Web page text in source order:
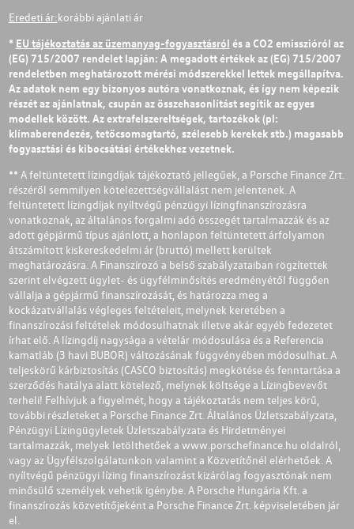
Eredeti ár:korábbi ajánlati ár
* EU tájékoztatás az üzemanyag-fogyasztásról és a CO2 emisszióról az
(EG) 715/2007 rendelet lapján: A megadott értékek az (EG) 715/2007
rendeletben meghatározott mérési módszerekkel lettek megállapítva.
Az adatok nem egy bizonyos autóra vonatkoznak, és így nem képezik
részét az ajánlatnak, csupán az összehasonlítást segítik az egyes
modellek között. Az extrafelszereltségek, tartozékok (pl:
klímaberendezés, tetőcsomagtartó, szélesebb kerekek stb.) magasabb
fogyasztási és kibocsátási értékekhez vezetnek.
** A feltüntetett lízingdíjak tájékoztató jellegűek, a Porsche Finance Zrt.
részéről semmilyen kötelezettségvállalást nem jelentenek. A
feltüntetett lízingdíjak nyíltvégű pénzügyi lízingfinanszírozásra
vonatkoznak, az általános forgalmi adó összegét tartalmazzák és az
adott gépjármű típus ajánlott, a honlapon feltüntetett árfolyamon
átszámított kiskereskedelmi ár (bruttó) mellett kerültek
meghatározásra. A Finanszírozó a belső szabályzataiban rögzítettek
szerint elvégzett ügylet- és ügyfélminősítés eredményétől függően
vállalja a gépjármű finanszírozását, és határozza meg a
kockázatvállalás végleges feltételeit, melynek keretében a
finanszírozási feltételek módosulhatnak illetve akár egyéb fedezetet
írhat elő. A lízingdíj nagysága a vételár módosulása és a Referencia
kamatláb (3 havi BUBOR) változásának függvényében módosulhat. A
teljeskörű kárbiztosítás (CASCO biztosítás) megkötése és fenntartása a
szerződés hatálya alatt kötelező, melynek költsége a Lízingbevevőt
terheli! Felhívjuk a figyelmét, hogy a tájékoztatás nem teljes körű,
további részleteket a Porsche Finance Zrt. Általános Üzletszabályzata,
Pénzügyi Lízingügyletek Üzletszabályzata és Hirdetményei
tartalmazzák, melyek letölthetőek a www.porschefinance.hu oldalról,
vagy az Ügyfélszolgálatunkon valamint a Közvetítőnél elérhetőek. A
nyíltvégű pénzügyi lízing finanszírozást kizárólag fogyasztónak nem
minősülő személyek vehetik igénybe. A Porsche Hungária Kft. a
finanszírozás közvetítőjeként a Porsche Finance Zrt. képviseletében jár
el.